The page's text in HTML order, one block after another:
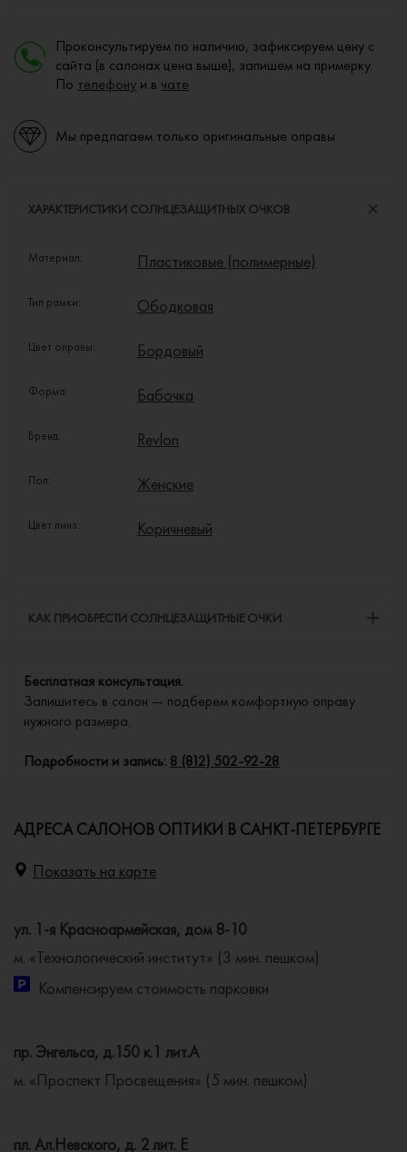
Проконсультируем по наличию, зафиксируем цену с
сайта (в салонах цена выше), запишем на примерку.
По телефону и в чате
Мы предлагаем только оригинальные оправы
ХАРАКТЕРИСТИКИ СОЛНЦЕЗАЩИТНЫХ ОЧКОВ
Материал: Пластиковые (полимерные)
Тип рамки: Ободковая
Цвет оправы: Бордовый
Форма: Бабочка
Бренд: Revlon
Пол: Женские
Цвет линз: Коричневый
КАК ПРИОБРЕСТИ СОЛНЦЕЗАЩИТНЫЕ ОЧКИ
Бесплатная консультация.
Запишитесь в салон — подберем комфортную оправу
нужного размера.
Подробности и запись: 8 (812) 502-92-28
АДРЕСА САЛОНОВ ОПТИКИ В САНКТ-ПЕТЕРБУРГЕ
Показать на карте
ул. 1-я Красноармейская, дом 8-10
м. «Технологический институт» (3 мин. пешком)
Компенсируем стоимость парковки
пр. Энгельса, д.150 к.1 лит.А
м. «Проспект Просвещения» (5 мин. пешком)
пл. Ал.Невского, д. 2 лит. Е